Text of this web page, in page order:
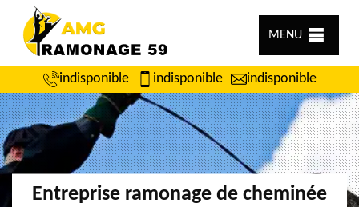
MENU
indisponible indisponible indisponible
Entreprise ramonage de cheminée